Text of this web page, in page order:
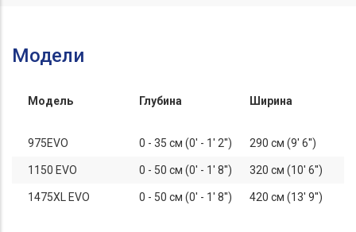
Модели
Модель Глубина Ширина
975EVO 0 - 35 см (0' - 1' 2'') 290 см (9' 6'')
1150 EVO 0 - 50 см (0' - 1' 8'') 320 см (10' 6'')
1475XL EVO 0 - 50 см (0' - 1' 8'') 420 см (13' 9'')